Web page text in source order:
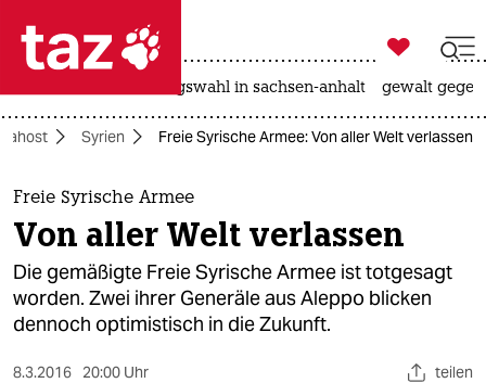
 taz zahl ich
taz zahl ich
themen
politik
öko
gesellschaft

taz zahl ich
landtagswahl in sachsen-anhalt gewalt
Syrien Freie Syrische Armee: Von aller Welt verlassen
Freie Syrische Armee
Von aller Welt verlassen
Die gemäßigte Freie Syrische Armee ist totgesagt
worden. Zwei ihrer Generäle aus Aleppo blicken
dennoch optimistisch in die Zukunft.
8.3.2016 20:00 Uhr teilen